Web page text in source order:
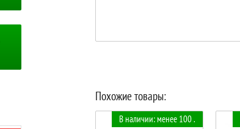
Похожие товары:
В наличии: менее 100 .